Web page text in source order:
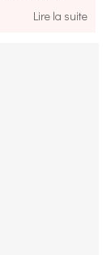
sont les
la
du
exemple
le monde,
chacun
Lire la suite